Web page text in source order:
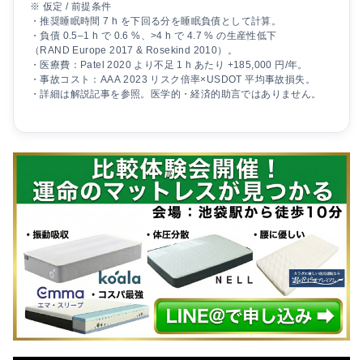
※ 仮定 / 前提条件
・推奨睡眠時間 7 h を下回る分を睡眠負債として計算。
・負債 0.5–1 h で 0.6 %、>4 h で 4.7 % の生産性低下
（RAND Europe 2017 & Rosekind 2010）。
・医療費：Patel 2020 より不足 1 h あたり +185,000 円/年。
・事故コスト：AAA 2023 リスク倍率×USDOT 平均事故損失。
・詳細は解説記事を参照。医学的・経済的助言ではありません。